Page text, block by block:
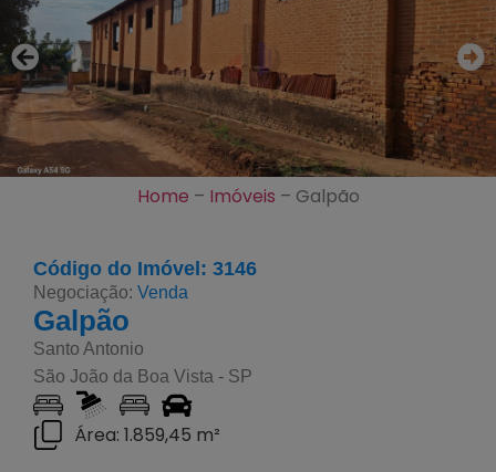
Home – Imóveis – Galpão
Código do Imóvel: 3146
Negociação: Venda
Galpão
Santo Antonio
São João da Boa Vista - SP
Área: 1.859,45 m²